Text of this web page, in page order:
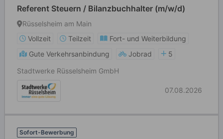
Referent Steuern / Bilanzbuchhalter (m/w/d)
Rüsselsheim am Main
Vollzeit
Teilzeit
Fort- und Weiterbildung
Gute Verkehrsanbindung
Jobrad
5
Stadtwerke Rüsselsheim GmbH
07.08.2026
Sofort-Bewerbung